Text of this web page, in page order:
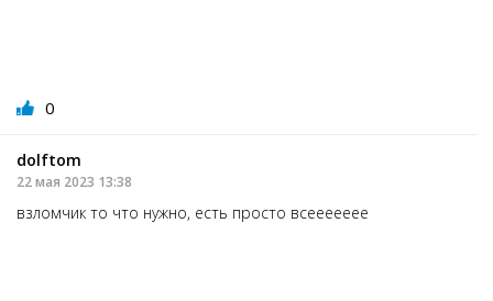
0
dolftom
22 мая 2023 13:38
взломчик то что нужно, есть просто всеееееее